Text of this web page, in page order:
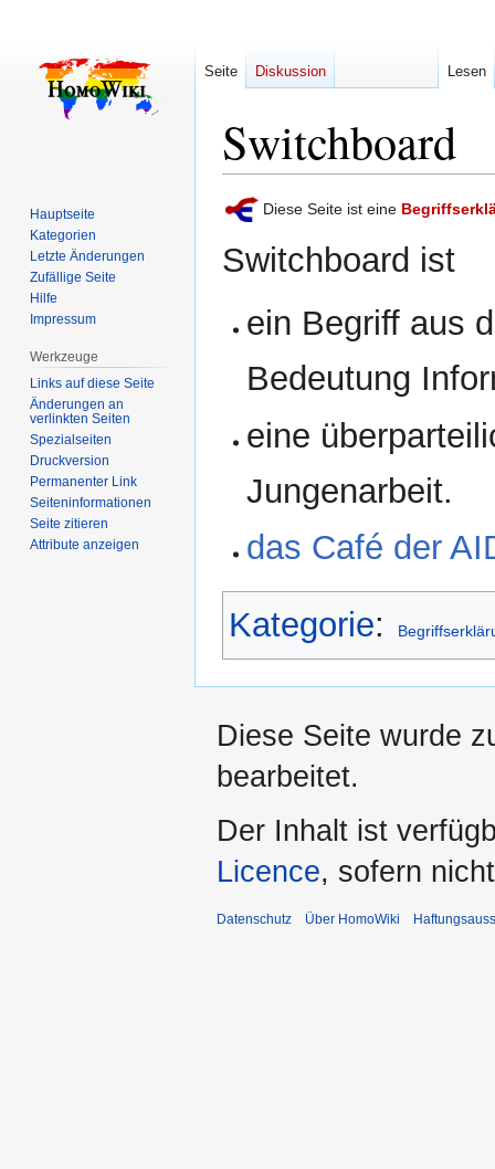
Switchboard
Zur
Navigation
springen
Zur
Suche
springen
Diese Seite ist eine
Switchboard ist
ein Begriff aus
Bedeutung
eine
Jungenarbeit.
das Café der
Kategorie:
Seite Diskussion Lesen
Hauptseite
Kategorien
Letzte Änderungen
Zufällige Seite
Hilfe
Impressum
Werkzeuge
Links auf diese Seite
Änderungen an
verlinkten Seiten
Spezialseiten
Druckversion
Permanenter Link
Seiten­­informationen
Seite zitieren
Attribute anzeigen
Diese Seite wurde
bearbeitet.
Der Inhalt ist
Licence, sofern
Datenschutz Über HomoWiki